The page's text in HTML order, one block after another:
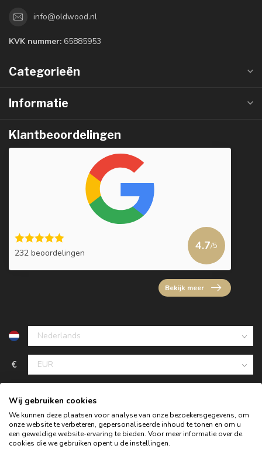
info@oldwood.nl
KVK nummer: 65885953
Categorieën
Informatie
Klantbeoordelingen
232 beoordelingen
4.7/5
Bekijk meer
€
Wij gebruiken cookies
We kunnen deze plaatsen voor analyse van onze bezoekersgegevens, om
onze website te verbeteren, gepersonaliseerde inhoud te tonen en om u
een geweldige website-ervaring te bieden. Voor meer informatie over de
cookies die we gebruiken opent u de instellingen.